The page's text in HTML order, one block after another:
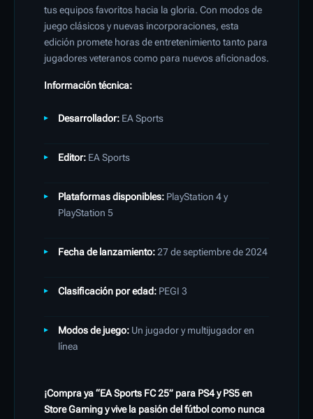
tus equipos favoritos hacia la gloria. Con modos de
juego clásicos y nuevas incorporaciones, esta
edición promete horas de entretenimiento tanto para
jugadores veteranos como para nuevos aficionados.
Información técnica:
Desarrollador: EA Sports
Editor: EA Sports
Plataformas disponibles: PlayStation 4 y
PlayStation 5
Fecha de lanzamiento:27 de septiembre de 2024
Clasificación por edad: PEGI 3
Modos de juego: Un jugador y multijugador en
línea
¡Compra ya “EA Sports FC 25” para PS4 y PS5 en
Store Gaming y vive la pasión del fútbol como nunca